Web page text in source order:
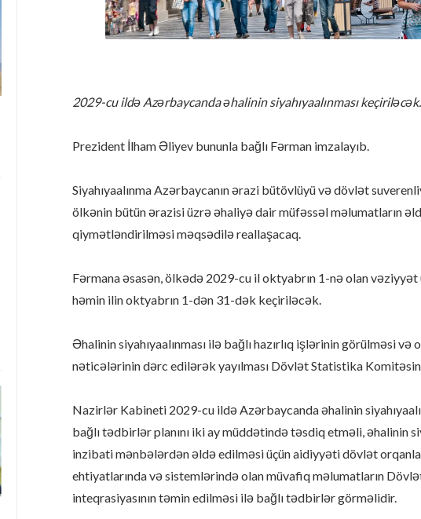
2029-cu ildə Azərbaycanda əhalinin siyahıyaalınması keçiriləcək.
Prezident İlham Əliyev bununla bağlı Fərman imzalayıb.
Siyahıyaalınma Azərbaycanın ərazi bütövlüyü və dövlət
ölkənin bütün ərazisi üzrə əhaliyə dair müfəssəl məlumatların
qiymətləndirilməsi məqsədilə reallaşacaq.
Fərmana əsasən, ölkədə 2029-cu il oktyabrın 1-nə olan vəziyyət
həmin ilin oktyabrın 1-dən 31-dək keçiriləcək.
Əhalinin siyahıyaalınması ilə bağlı hazırlıq işlərinin görülməsi
nəticələrinin dərc edilərək yayılması Dövlət Statistika
Nazirlər Kabineti 2029-cu ildə Azərbaycanda əhalinin
bağlı tədbirlər planını iki ay müddətində təsdiq etməli, əhalinin
inzibati mənbələrdən əldə edilməsi üçün aidiyyəti dövlət
ehtiyatlarında və sistemlərində olan müvafiq məlumatların
inteqrasiyasının təmin edilməsi ilə bağlı tədbirlər görməlidir.